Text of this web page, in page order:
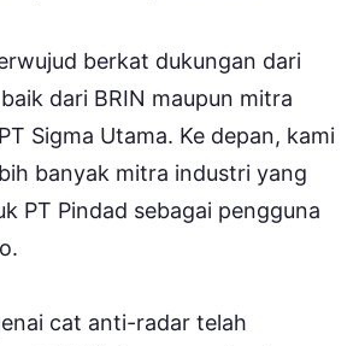
berkat dukungan dari
dari BRIN maupun mitra
Sigma Utama. Ke depan, kami
banyak mitra industri yang
PT Pindad sebagai pengguna
cat anti-radar telah